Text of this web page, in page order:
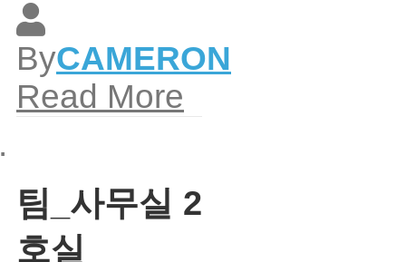
ByCAMERON
Read More
팀_사무실 2
호실